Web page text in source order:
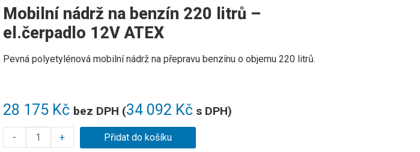
Mobilní nádrž na benzín 220 litrů –
el.čerpadlo 12V ATEX
28 175 Kč bez DPH (34 092 Kčs DPH)
Pevná polyetylénová mobilní nádrž na přepravu benzínu o objemu 220 litrů.
- + Přidat do košíku